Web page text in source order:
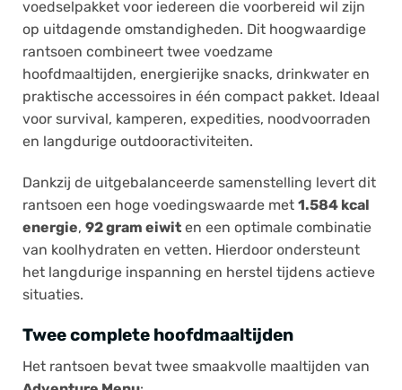
voedselpakket voor iedereen die voorbereid wil zijn
op uitdagende omstandigheden. Dit hoogwaardige
rantsoen combineert twee voedzame
hoofdmaaltijden, energierijke snacks, drinkwater en
praktische accessoires in één compact pakket. Ideaal
voor survival, kamperen, expedities, noodvoorraden
en langdurige outdooractiviteiten.
Dankzij de uitgebalanceerde samenstelling levert dit
rantsoen een hoge voedingswaarde met 1.584 kcal
energie, 92 gram eiwit en een optimale combinatie
van koolhydraten en vetten. Hierdoor ondersteunt
het langdurige inspanning en herstel tijdens actieve
situaties.
Twee complete hoofdmaaltijden
Het rantsoen bevat twee smaakvolle maaltijden van